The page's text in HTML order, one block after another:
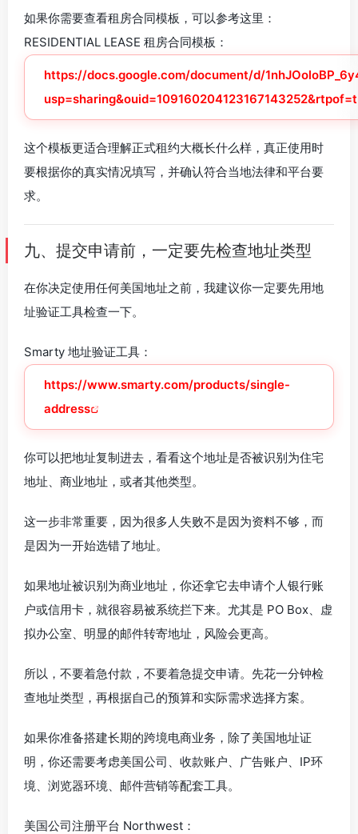
如果你需要查看租房合同模板，可以参考这里：
RESIDENTIAL LEASE 租房合同模板：
https://docs.google.com/document/d/
这个模板更适合理解正式租约大概长什么样，真正使用时
要根据你的真实情况填写，并确认符合当地法律和平台要
求。
九、提交申请前，一定要先检查地址类型
在你决定使用任何美国地址之前，我建议你一定要先用地
址验证工具检查一下。
Smarty 地址验证工具：
https://www.smarty.com/products/single-
address
你可以把地址复制进去，看看这个地址是否被识别为住宅
地址、商业地址，或者其他类型。
这一步非常重要，因为很多人失败不是因为资料不够，而
是因为一开始选错了地址。
如果地址被识别为商业地址，你还拿它去申请个人银行账
户或信用卡，就很容易被系统拦下来。尤其是 PO Box、虚
拟办公室、明显的邮件转寄地址，风险会更高。
所以，不要着急付款，不要着急提交申请。先花一分钟检
查地址类型，再根据自己的预算和实际需求选择方案。
如果你准备搭建长期的跨境电商业务，除了美国地址证
明，你还需要考虑美国公司、收款账户、广告账户、IP环
境、浏览器环境、邮件营销等配套工具。
美国公司注册平台 Northwest：